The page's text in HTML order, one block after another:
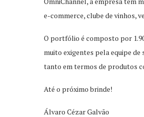
e-commerce, clube de vinhos,
O portfólio é composto por
muito exigentes pela equipe de
tanto em termos de produtos
Até o próximo brinde!
Álvaro Cézar Galvão